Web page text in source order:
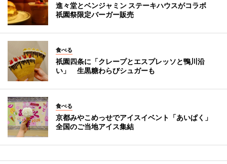
進々堂とベンジャミン ステーキハウスがコラボ
祇園祭限定バーガー販売
食べる
祇園四条に「クレープとエスプレッソと鴨川沿
い」 生黒糖わらびシュガーも
食べる
京都みやこめっせでアイスイベント「あいぱく」
全国のご当地アイス集結